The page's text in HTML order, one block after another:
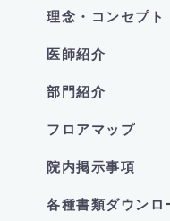
理念・コンセプト
医師紹介
部門紹介
フロアマップ
院内掲示事項
各種書類ダウンロ